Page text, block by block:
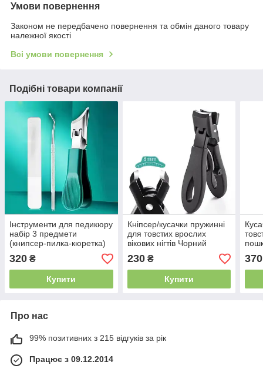
Умови повернення
Законом не передбачено повернення та обмін даного товару
належної якості
Всі умови повернення
Подібні товари компанії
Інструменти для педикюру
набір 3 предмети
(книпсер-пилка-кюретка)
320 ₴
Купити
Кніпсер/кусачки пружинні
для товстих врослих
вікових нігтів Чорний
230₴
Купити
370
Про нас
99% позитивних з 215 відгуків за рік
Працює з 09.12.2014